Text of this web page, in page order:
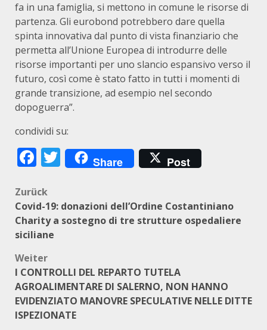
fa in una famiglia, si mettono in comune le risorse di
partenza. Gli eurobond potrebbero dare quella
spinta innovativa dal punto di vista finanziario che
permetta all’Unione Europea di introdurre delle
risorse importanti per uno slancio espansivo verso il
futuro, così come è stato fatto in tutti i momenti di
grande transizione, ad esempio nel secondo
dopoguerra”.
condividi su:
Facebook
Twitter
Share Post
Beitragsnavigation
Zurück
Covid-19: donazioni dell’Ordine Costantiniano
Charity a sostegno di tre strutture ospedaliere
siciliane
Weiter
I CONTROLLI DEL REPARTO TUTELA
AGROALIMENTARE DI SALERNO, NON HANNO
EVIDENZIATO MANOVRE SPECULATIVE NELLE DITTE
ISPEZIONATE